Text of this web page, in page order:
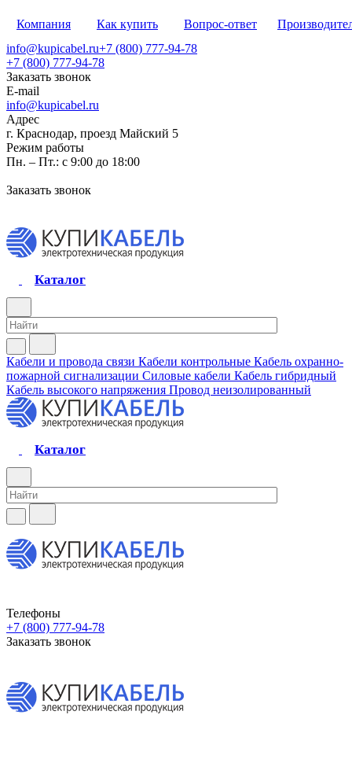
Компания Как купить Вопрос-ответ
info@kupicabel.ru+7 (800) 777-94-78
+7 (800) 777-94-78
Заказать звонок
E-mail
info@kupicabel.ru
Адрес
г. Краснодар, проезд Майский 5
Режим работы
Пн. – Пт.: с 9:00 до 18:00
Заказать звонок
Каталог
Кабели и провода связи Кабели контрольные Кабель охранно-
пожарной сигнализации Силовые кабели Кабель гибридный
Кабель высокого напряжения Провод неизолированный
Каталог
Телефоны
+7 (800) 777-94-78
Заказать звонок